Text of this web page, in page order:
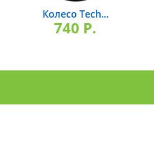
Колесо Tech...
740 P.